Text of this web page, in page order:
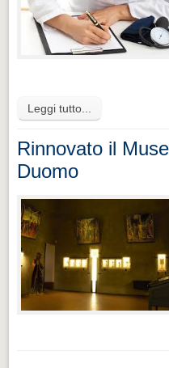
Leggi tutto...
Rinnovato il
Duomo